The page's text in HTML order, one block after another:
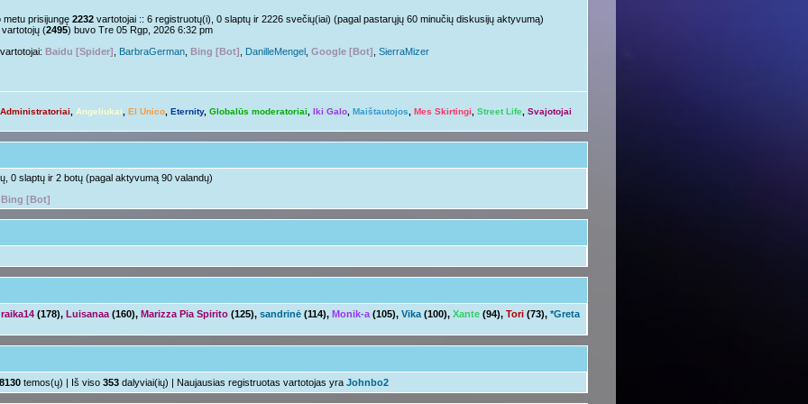
» Nelabai..
o tu? Juk irgi
»
»ačiū ačiū ir jus
»Ir tave
Su naujais mokslo metais
aha
metu prisijungę 2232 vartotojai :: 6 registruotų(i), 0 slaptų ir 2226 svečių(iai) (pagal pastarųjų 60 minučių diskusijų aktyvumą)
vartotojų (2495) buvo Tre 05 Rgp, 2026 6:32 pm
Baidu [Spider] BarbraGerman Bing [Bot] DanilleMengel Google [Bot] SierraMizer
Administratoriai Angeliukai El Unico Eternity, Globalūs moderatoriai Iki Galo Maištautojos Mes Skirtingi Street Life Svajotojai
0 slaptų ir 2 botų (pagal aktyvumą 90 valandų)
Bing [Bot]
(178), Luisanaa (160), Marizza Pia Spirito (125), sandrinė (114), Monik-a (105), Vika (100), Xante (94), Tori (73), *Greta
temos(ų) | Iš viso 353 dalyviai(ių) | Naujausias registruotas vartotojas yra Johnbo2